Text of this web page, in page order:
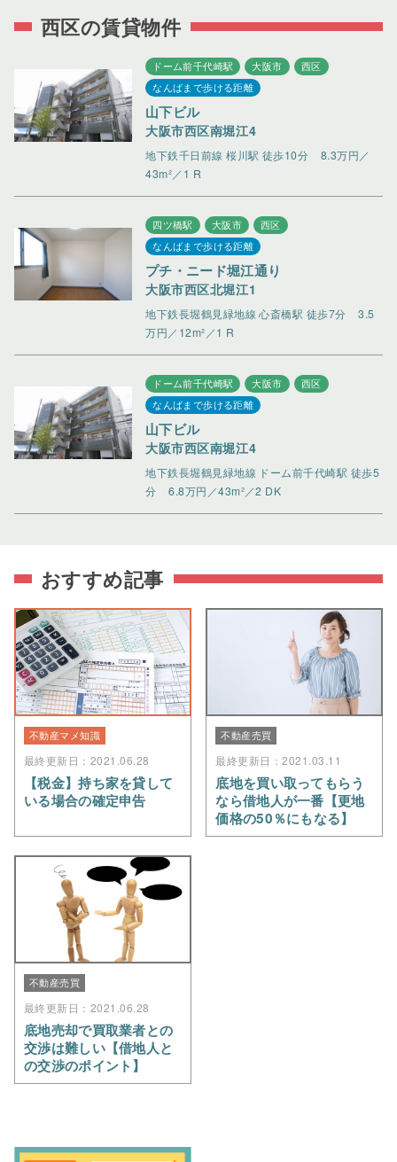
西区の賃貸物件
ドーム前千代崎駅 大阪市
西区
なんばまで歩ける距離
山下ビル
大阪市西区南堀江4
地下鉄千日前線 桜川駅 徒歩10分
8.3万円／
43m²／1 R
四ツ橋駅 大阪市
西区
なんばまで歩ける距離
プチ・ニード堀江通り
大阪市西区北堀江1
地下鉄長堀鶴見緑地線 心斎橋駅 徒歩7分
3.5
万円／12m²／1 R
ドーム前千代崎駅 大阪市
西区
なんばまで歩ける距離
山下ビル
大阪市西区南堀江4
地下鉄長堀鶴見緑地線 ドーム前千代崎駅 徒歩5
分
6.8万円／43m²／2 DK
おすすめ記事
不動産マメ知識
最終更新日：2021.06.28
【税金】持ち家を貸して
いる場合の確定申告
不動産売買
最終更新日：2021.03.11
底地を買い取ってもらう
なら借地人が一番【更地
価格の50％にもなる】
不動産売買
最終更新日：2021.06.28
底地売却で買取業者との
交渉は難しい【借地人と
の交渉のポイント】